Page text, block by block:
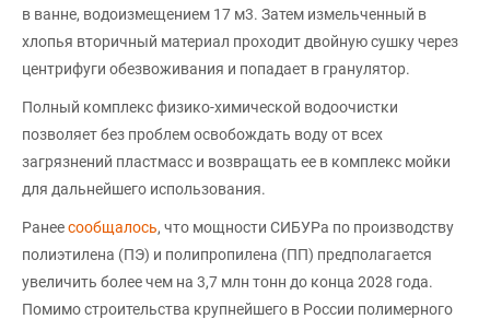
в ванне, водоизмещением 17 м3. Затем измельченный в
хлопья вторичный материал проходит двойную сушку через
центрифуги обезвоживания и попадает в гранулятор.
Полный комплекс физико-химической водоочистки
позволяет без проблем освобождать воду от всех
загрязнений пластмасс и возвращать ее в комплекс мойки
для дальнейшего использования.
Ранеесообщалось, что мощности СИБУРа по производству
полиэтилена (ПЭ) и полипропилена (ПП) предполагается
увеличить более чем на 3,7 млн тонн до конца 2028 года.
Помимо строительства крупнейшего в России полимерного